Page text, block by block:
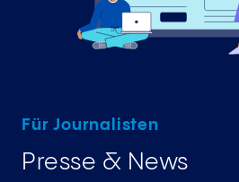
Für Journalisten
Presse & News